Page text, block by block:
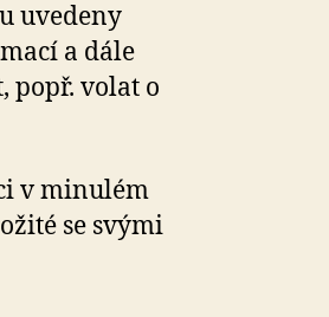
uvedeny
a dále
popř. volat o
v minulém
se svými